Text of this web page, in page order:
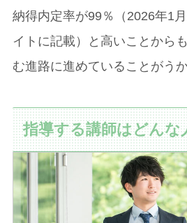
納得内定率が99％（2026年1
イトに記載）と高いことから
む進路に進めていることがう
指導する講師はどんな